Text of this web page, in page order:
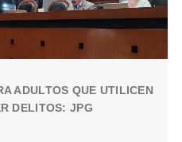
ADULTOS QUE UTILICEN
DELITOS: JPG